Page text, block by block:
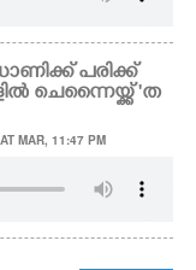
പരിക്ക്
ചെന്നൈയ്ക്ക് 'ത
MAR, 11:47 PM